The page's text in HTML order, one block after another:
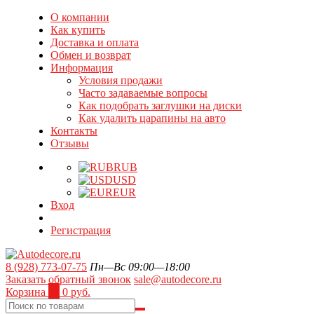
О компании
Как купить
Доставка и оплата
Обмен и возврат
Информация
Условия продажи
Часто задаваемые вопросы
Как подобрать заглушки на диски
Как удалить царапины на авто
Контакты
Отзывы
RUB
USD
EUR
Вход
Регистрация
8 (928) 773-07-75 Пн—Вс 09:00—18:00
Заказать обратный звонок sale@autodecore.ru
Корзина
0 руб.